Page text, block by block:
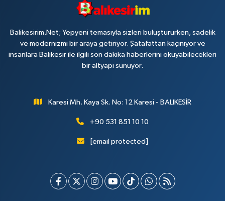
Balikesirim.Net; Yepyeni temasıyla sizleri buluştururken, sadelik
ve modernizmi bir araya getiriyor. Şatafattan kaçınıyor ve
insanlara Balıkesir ile ilgili son dakika haberlerini okuyabilecekleri
bir altyapı sunuyor.
Karesi Mh. Kaya Sk. No: 12 Karesi - BALIKESİR
+90 531 851 10 10
[email protected]